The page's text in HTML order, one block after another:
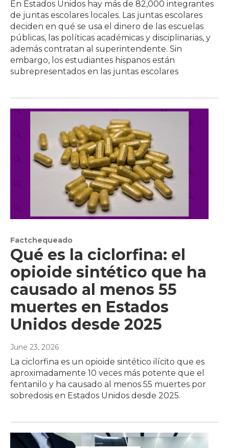
En Estados Unidos hay más de 82,000 integrantes
de juntas escolares locales. Las juntas escolares
deciden en qué se usa el dinero de las escuelas
públicas, las políticas académicas y disciplinarias, y
además contratan al superintendente. Sin
embargo, los estudiantes hispanos están
subrepresentados en las juntas escolares
Factchequeado
Qué es la ciclorfina: el
opioide sintético que ha
causado al menos 55
muertes en Estados
Unidos desde 2025
June 23, 2026
La ciclorfina es un opioide sintético ilícito que es
aproximadamente 10 veces más potente que el
fentanilo y ha causado al menos 55 muertes por
sobredosis en Estados Unidos desde 2025.